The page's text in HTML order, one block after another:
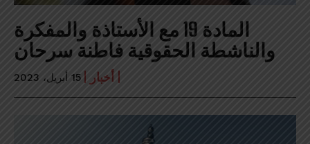
المادة 19 مع الأستاذة والمفكرة
والناشطة الحقوقية فاطنة سرحان
أخبار 15 أبريل، 2023